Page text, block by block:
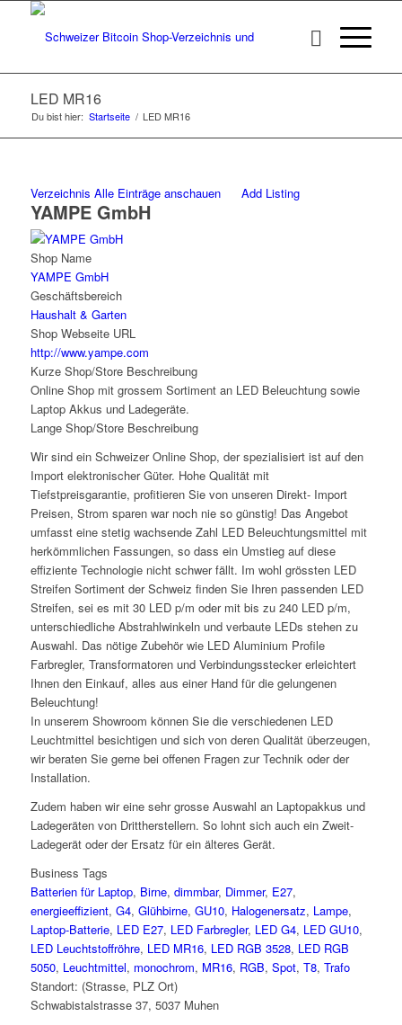
LED MR16
Du bist hier: Startseite / LED MR16
Verzeichnis Alle Einträge anschauen Add Listing
YAMPE GmbH
Shop Name
YAMPE GmbH
Geschäftsbereich
Haushalt & Garten
Shop Webseite URL
http://www.yampe.com
Kurze Shop/Store Beschreibung
Online Shop mit grossem Sortiment an LED Beleuchtung sowie
Laptop Akkus und Ladegeräte.
Lange Shop/Store Beschreibung
Wir sind ein Schweizer Online Shop, der spezialisiert ist auf den
Import elektronischer Güter. Hohe Qualität mit
Tiefstpreisgarantie, profitieren Sie von unseren Direkt- Import
Preisen, Strom sparen war noch nie so günstig! Das Angebot
umfasst eine stetig wachsende Zahl LED Beleuchtungsmittel mit
herkömmlichen Fassungen, so dass ein Umstieg auf diese
effiziente Technologie nicht schwer fällt. Im wohl grössten LED
Streifen Sortiment der Schweiz finden Sie Ihren passenden LED
Streifen, sei es mit 30 LED p/m oder mit bis zu 240 LED p/m,
unterschiedliche Abstrahlwinkeln und verbaute LEDs stehen zu
Auswahl. Das nötige Zubehör wie LED Aluminium Profile
Farbregler, Transformatoren und Verbindungsstecker erleichtert
Ihnen den Einkauf, alles aus einer Hand für die gelungenen
Beleuchtung!
In unserem Showroom können Sie die verschiedenen LED
Leuchtmittel besichtigen und sich von deren Qualität überzeugen,
wir beraten Sie gerne bei offenen Fragen zur Technik oder der
Installation.
Zudem haben wir eine sehr grosse Auswahl an Laptopakkus und
Ladegeräten von Drittherstellern. So lohnt sich auch ein Zweit-
Ladegerät oder der Ersatz für ein älteres Gerät.
Business Tags
Batterien für Laptop, Birne, dimmbar, Dimmer, E27,
energieeffizient, G4, Glühbirne, GU10, Halogenersatz, Lampe,
Laptop-Batterie, LED E27, LED Farbregler, LED G4, LED GU10,
LED Leuchtstoffröhre, LED MR16, LED RGB 3528, LED RGB
5050, Leuchtmittel, monochrom, MR16, RGB, Spot, T8, Trafo
Standort: (Strasse, PLZ Ort)
Schwabistalstrasse 37, 5037 Muhen